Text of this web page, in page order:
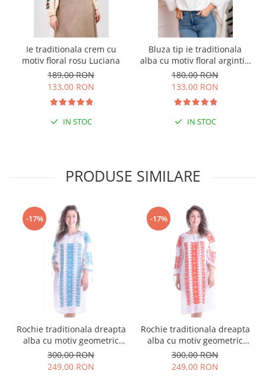
Ie traditionala crem cu
motiv floral rosu Luciana
189,00 RON
133,00 RON
IN STOC
Bluza tip ie traditionala
alba cu motiv floral argintiu
Angelica 02
180,00 RON
133,00 RON
IN STOC
PRODUSE SIMILARE
-17%
Rochie traditionala dreapta
alba cu motiv geometric
albastru Tania
300,00 RON
249,00 RON
-17%
Rochie traditionala dreapta
alba cu motiv geometric
rosu Doina
300,00 RON
249,00 RON